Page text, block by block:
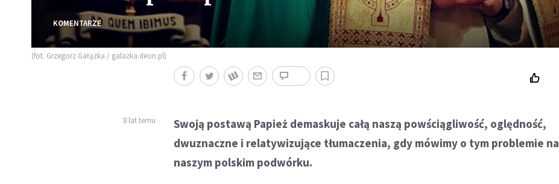
KOMENTARZE
(fot. Grzegorz Gałązka / galazka.deon.pl)
8 lat temu
Swoją postawą Papież demaskuje całą naszą powściągliwość, oględność,
dwuznaczne i relatywizujące tłumaczenia, gdy mówimy o tym problemie na
naszym polskim podwórku.